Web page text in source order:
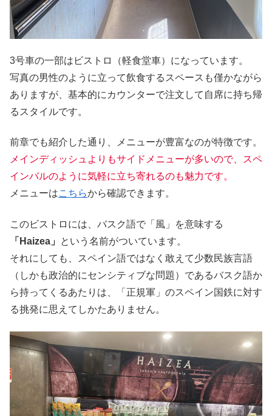
3号車の一部はビストロ（軽食堂車）になっています。
写真の男性のように立って飲食するスペースも僅かながら
ありますが、基本的にカウンターで注文して自席に持ち帰
るスタイルです。
前章でも紹介した通り、メニューが豊富なのが特徴です。
メインディッシュよりもサイドメニューが多いので、スペ
インバルのように気軽に立ち寄れるのも魅力です。
メニューはこちらから確認できます。
このビストロには、バスク語で「風」を意味する
「Haizea」
という名前がついています。
それにしても、スペイン語ではなく敢えて少数民族言語
（しかも政治的にセンシティブな問題）であるバスク語か
ら持ってくるあたりは、「正規軍」のスペイン国鉄に対す
る挑発に思えてしかたありません。